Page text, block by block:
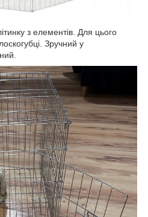
з елементів. Для цього
Зручний у